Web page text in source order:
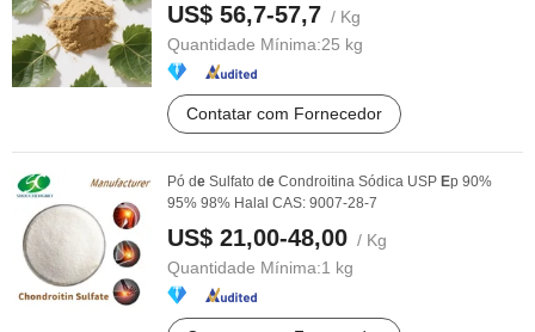
US$ 56,7-57,7 / Kg
Quantidade Mínima:25 kg
Contatar com Fornecedor
Pó de Sulfato de Condroitina Sódica USP Ep 90%
95% 98% Halal CAS: 9007-28-7
US$ 21,00-48,00 / Kg
Quantidade Mínima:1 kg